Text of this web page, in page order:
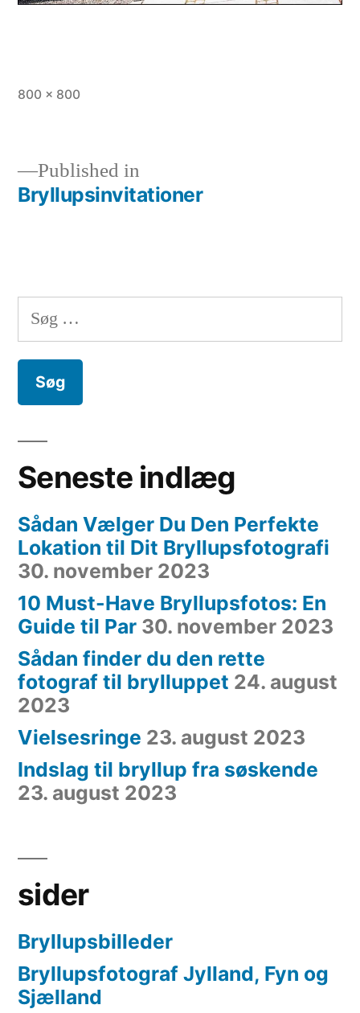
Full
800 × 800
Indlægsnavigation
Published in
Bryllupsinvitationer
Søg
efter:
Seneste indlæg
Sådan Vælger Du Den Perfekte
Lokation til Dit Bryllupsfotografi
30. november 2023
10 Must-Have Bryllupsfotos: En
Guide til Par 30. november 2023
Sådan finder du den rette
fotograf til brylluppet 24. august
2023
Vielsesringe 23. august 2023
Indslag til bryllup fra søskende
23. august 2023
sider
Bryllupsbilleder
Bryllupsfotograf Jylland, Fyn og
Sjælland